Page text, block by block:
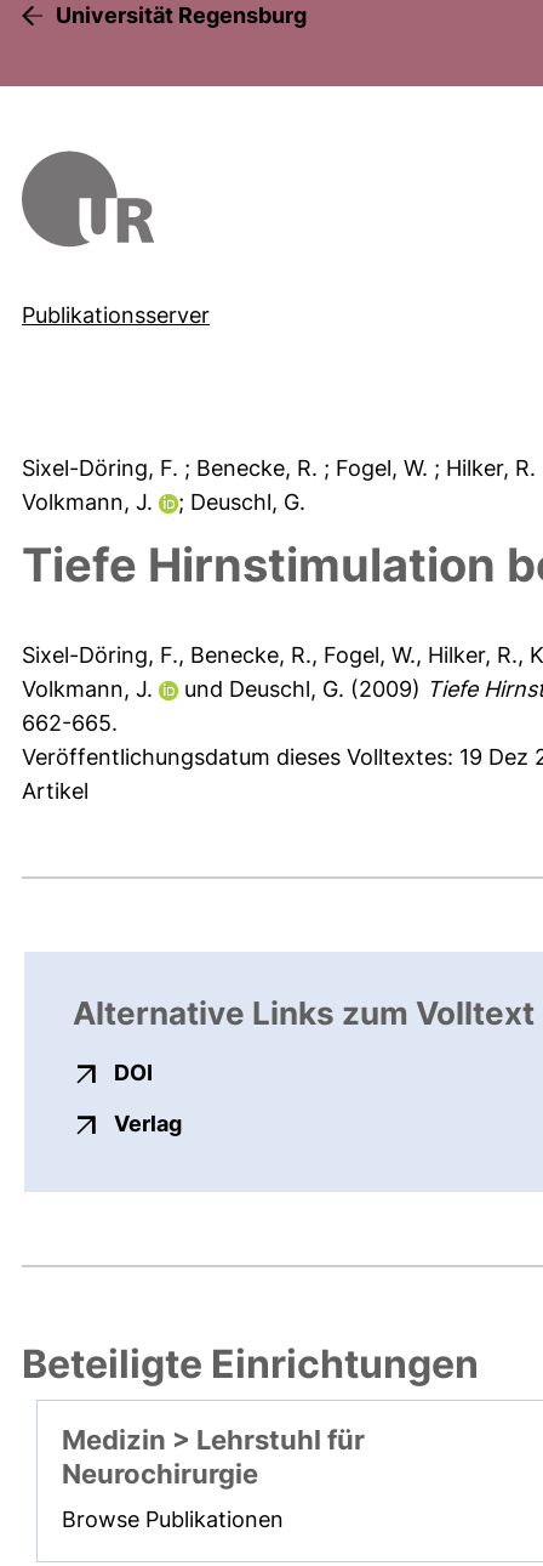
Universität Regensburg
Publikationsserver
Sixel-Döring, F. ; Benecke, R. ; Fogel, W. ; Hilker, R.
Volkmann, J.
; Deuschl, G.
Tiefe Hirnstimulation
Sixel-Döring, F., Benecke, R., Fogel, W., Hilker, R.,
Volkmann, J.
und Deuschl, G. (2009) Tiefe
662-665.
Veröffentlichungsdatum dieses Volltextes: 19 Dez
Artikel
Alternative Links zum Volltext
DOI
Verlagexterner Link, öffnet neues
Beteiligte Einrichtungen
Medizin > Lehrstuhl für
Neurochirurgie
Browse Publikationen